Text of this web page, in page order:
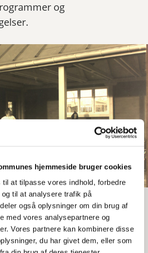
hjemmeside bruger cookies
at tilpasse vores indhold, forbedre
til at analysere trafik på
også oplysninger om din brug af
med vores analysepartnere og
Vores partnere kan kombinere disse
du har givet dem, eller som
og
Del